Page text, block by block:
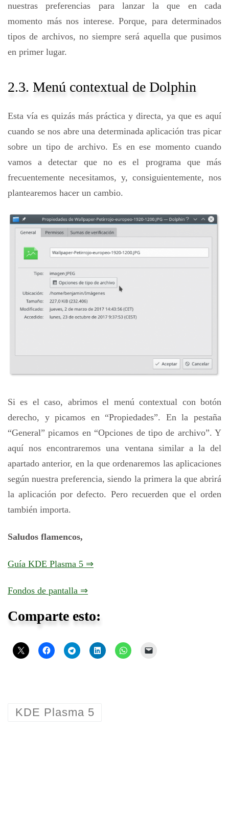
nuestras preferencias para lanzar la que en cada
momento más nos interese. Porque, para determinados
tipos de archivos, no siempre será aquella que pusimos
en primer lugar.
2.3. Menú contextual de Dolphin
Esta vía es quizás más práctica y directa, ya que es aquí
cuando se nos abre una determinada aplicación tras picar
sobre un tipo de archivo. Es en ese momento cuando
vamos a detectar que no es el programa que más
frecuentemente necesitamos, y, consiguientemente, nos
plantearemos hacer un cambio.
Si es el caso, abrimos el menú contextual con botón
derecho, y picamos en “Propiedades”. En la pestaña
“General” picamos en “Opciones de tipo de archivo”. Y
aquí nos encontraremos una ventana similar a la del
apartado anterior, en la que ordenaremos las aplicaciones
según nuestra preferencia, siendo la primera la que abrirá
la aplicación por defecto. Pero recuerden que el orden
también importa.
Saludos flamencos,
Guía KDE Plasma 5 ⇒
Fondos de pantalla ⇒
Comparte esto:
KDE Plasma 5